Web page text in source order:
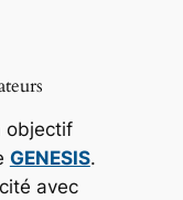
objectif
GENESIS.
avec